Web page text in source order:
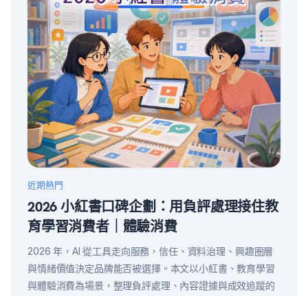
近期熱門
2026 小紅書口碑企劃：用負評處理接住教
育學習消費者｜體驗消費
2026 年，AI 從工具走向服務，信任、資料治理、興趣圈層
與情緒價值決定品牌能否被選擇。本文以小紅書、教育學習
與體驗消費為場景，整理負評處理、內容證據與成效追蹤的